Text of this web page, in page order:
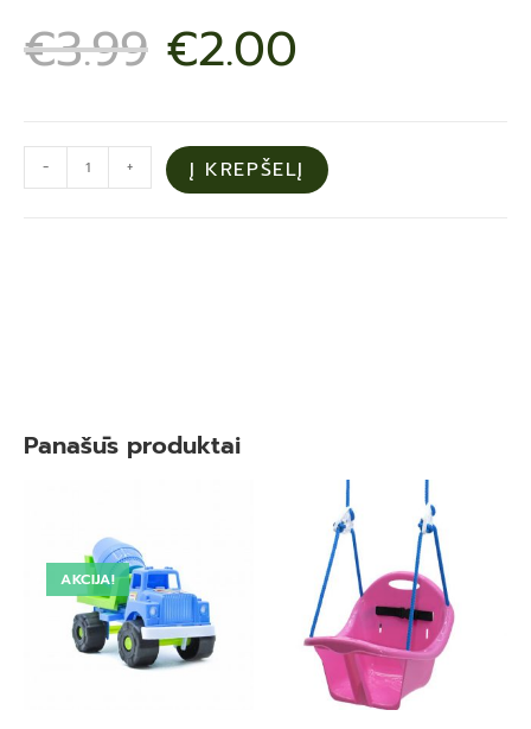
€3.99 €2.00
- + Į KREPŠELĮ
Panašūs produktai
AKCIJA!